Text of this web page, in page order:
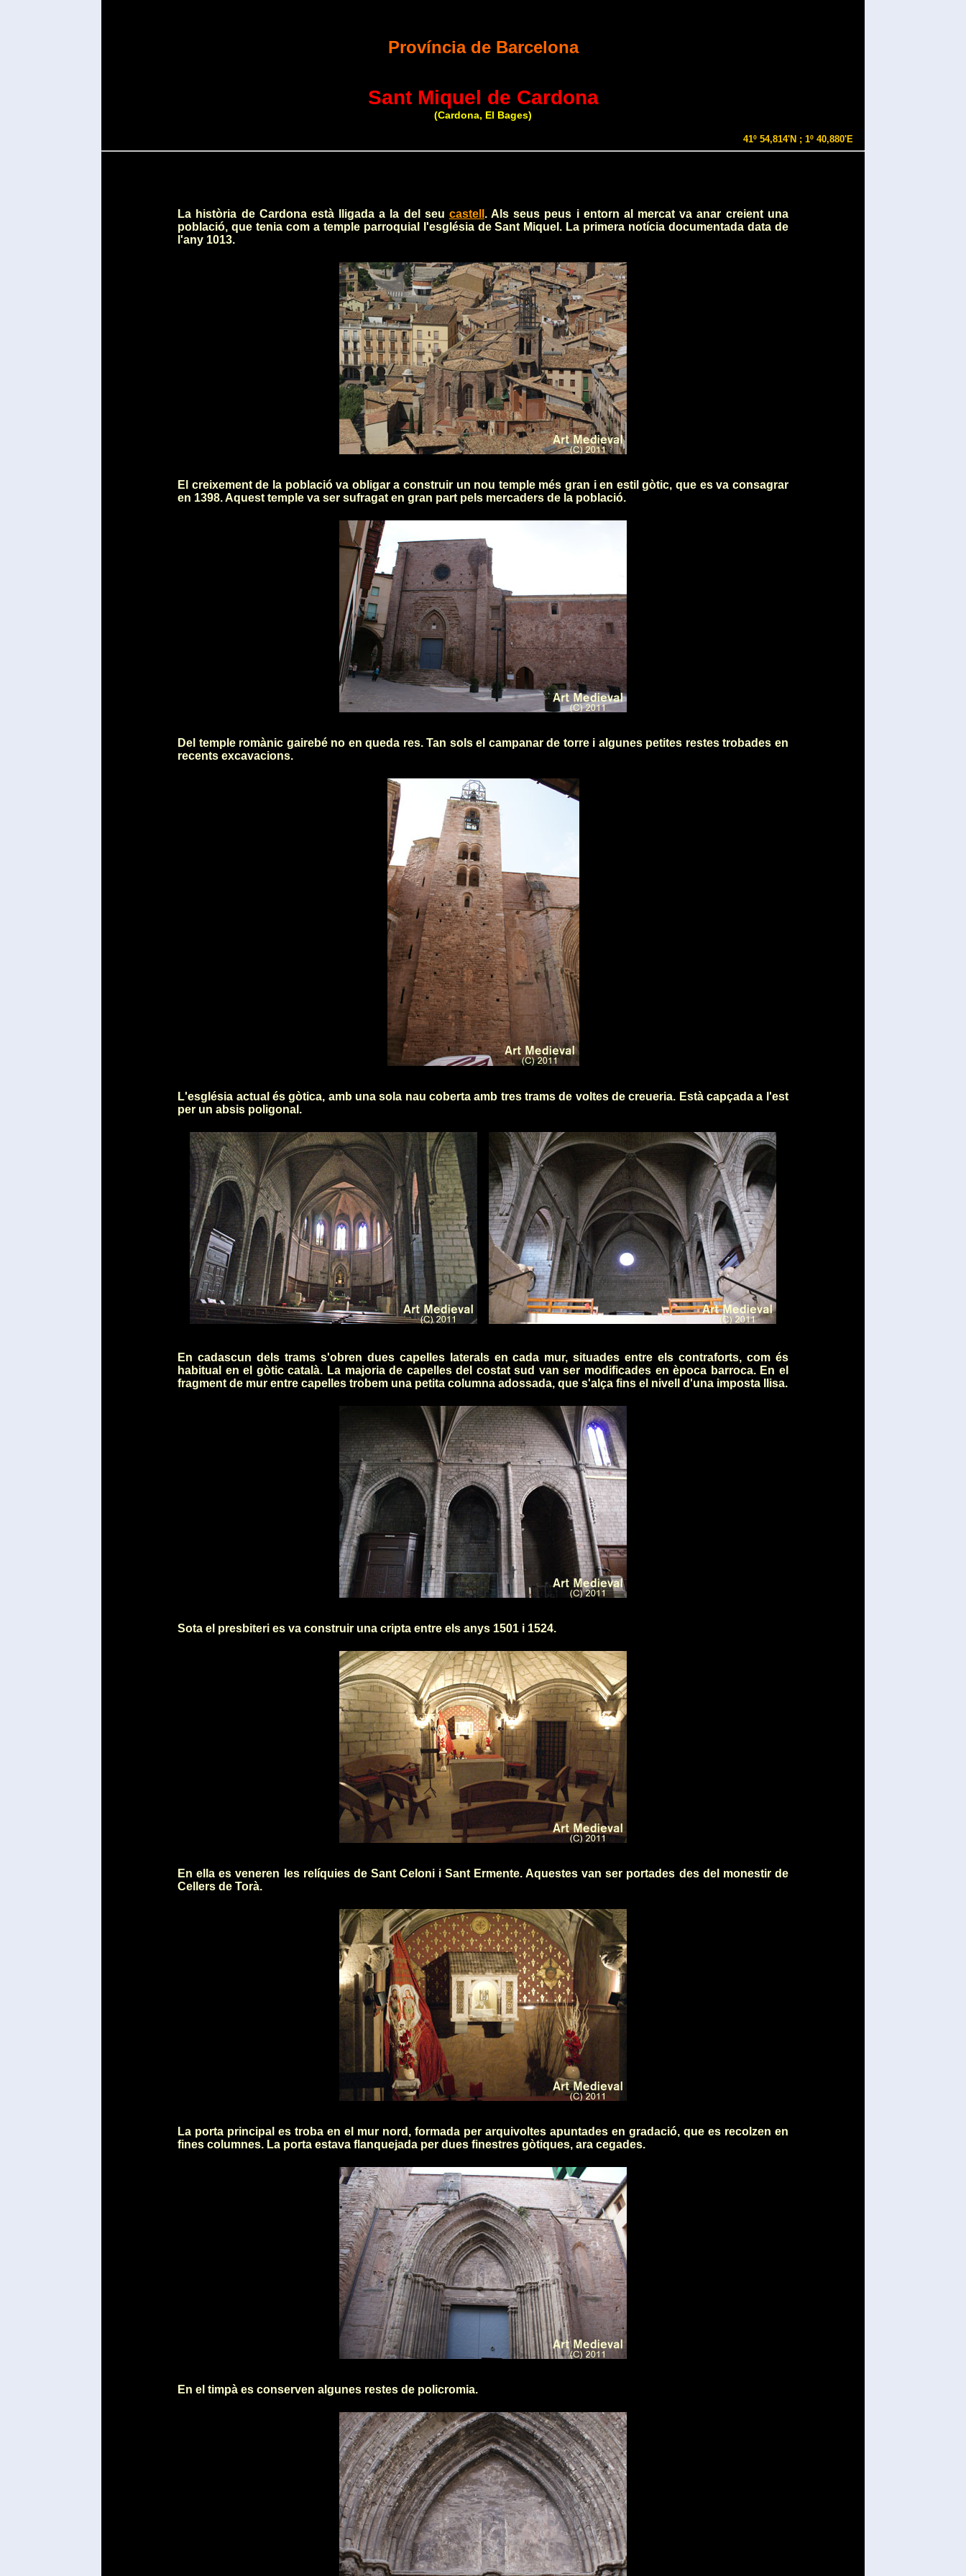
Província de Barcelona
Sant Miquel de Cardona
(Cardona, El Bages)
41º 54,814'N ; 1º 40,880'E
La història de Cardona està lligada a la del seu castell . Als seus peus i entorn al mercat va anar creient una
població, que tenia com a temple parroquial l'església de Sant Miquel. La primera notícia documentada data de
l'any 1013.
El creixement de la població va obligar a construir un nou temple més gran i en estil gòtic, que es va consagrar
en 1398. Aquest temple va ser sufragat en gran part pels mercaders de la població.
Del temple romànic gairebé no en queda res. Tan sols el campanar de torre i algunes petites restes trobades en
recents excavacions.
L'església actual és gòtica, amb una sola nau coberta amb tres trams de voltes de creueria. Està capçada a l'est
per un absis poligonal.
En cadascun dels trams s'obren dues capelles laterals en cada mur, situades entre els contraforts, com és
habitual en el gòtic català. La majoria de capelles del costat sud van ser modificades en època barroca. En el
fragment de mur entre capelles trobem una petita columna adossada, que s'alça fins el nivell d'una imposta llisa.
Sota el presbiteri es va construir una cripta entre els anys 1501 i 1524.
En ella es veneren les relíquies de Sant Celoni i Sant Ermente. Aquestes van ser portades des del monestir de
Cellers de Torà.
La porta principal es troba en el mur nord, formada per arquivoltes apuntades en gradació, que es recolzen en
fines columnes. La porta estava flanquejada per dues finestres gòtiques, ara cegades.
En el timpà es conserven algunes restes de policromia.